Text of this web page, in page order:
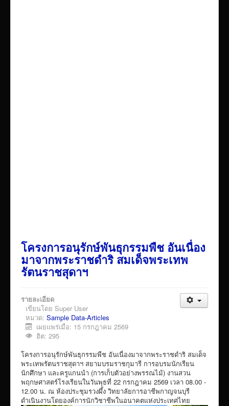
โครงการอนุรักษ์พันธุกรรมพืช อันเนื่อง
มาจากพระราชดำริ สมเด็จพระเทพ
รัตนราชสุดาฯ
รายละเอียด
เขียนโดย Super User
หมวด: Sample Data-Articles
เผยแพร่เมื่อ: 15 กรกฎาคม 2569
ฮิต: 295
โครงการอนุรักษ์พันธุกรรมพืช อันเนื่องมาจากพระราชดำริ สมเด็จ
พระเทพรัตนราชสุดาฯ สยามบรมราชกุมารี การอบรมนักเรียน
นักศึกษา และครูแกนนำ (การเก็บตัวอย่างพรรณไม้) งานสวน
พฤกษศาสตร์โรงเรียนในวันพุธที่ 22 กรกฎาคม 2569 เวลา 08.00 -
12.00 น. ณ ห้องประชุมรวงผึ้ง วิทยาลัยการอาชีพกาญจนบุรี
ดำเนินงานโดยองค์การนักวิชาชีพในอนาคตแห่งประเทศไทย